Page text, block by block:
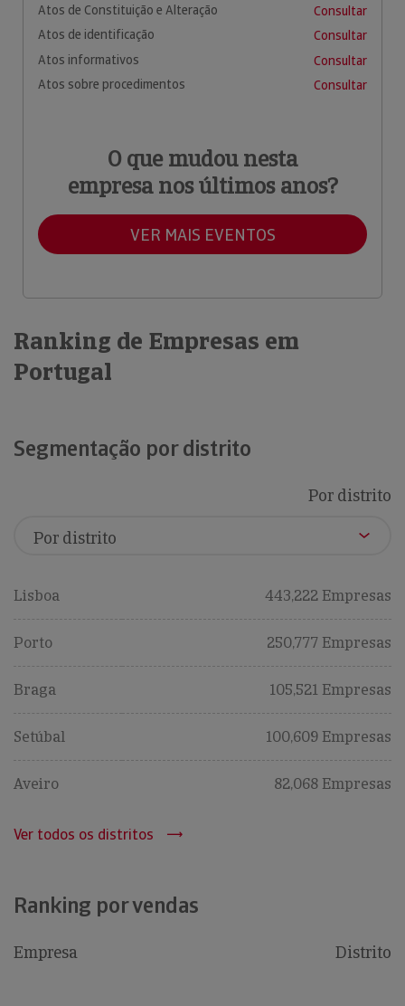
Atos de Constituição e Alteração
Consultar
Atos de identificação
Consultar
Atos informativos
Consultar
Atos sobre procedimentos
Consultar
O que mudou nesta
empresa nos últimos anos?
VER MAIS EVENTOS
Ranking de Empresas em
Portugal
Segmentação por distrito
Por distrito
Lisboa 443,222 Empresas
Porto 250,777 Empresas
Braga 105,521 Empresas
Setúbal 100,609 Empresas
Aveiro 82,068 Empresas
Ver todos os distritos
Ranking por vendas
Empresa Distrito